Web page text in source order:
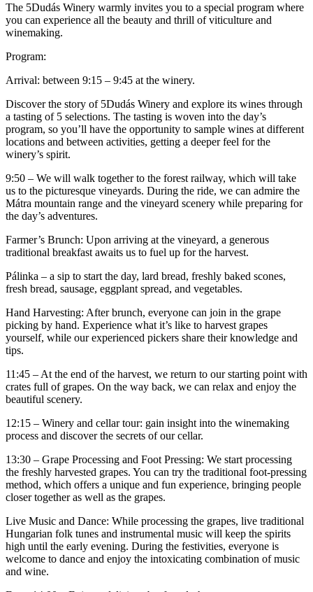
The 5Dudás Winery warmly invites you to a special program where
you can experience all the beauty and thrill of viticulture and
winemaking.
Program:
Arrival: between 9:15 – 9:45 at the winery.
Discover the story of 5Dudás Winery and explore its wines through
a tasting of 5 selections. The tasting is woven into the day’s
program, so you’ll have the opportunity to sample wines at different
locations and between activities, getting a deeper feel for the
winery’s spirit.
9:50 – We will walk together to the forest railway, which will take
us to the picturesque vineyards. During the ride, we can admire the
Mátra mountain range and the vineyard scenery while preparing for
the day’s adventures.
Farmer’s Brunch: Upon arriving at the vineyard, a generous
traditional breakfast awaits us to fuel up for the harvest.
Pálinka – a sip to start the day, lard bread, freshly baked scones,
fresh bread, sausage, eggplant spread, and vegetables.
Hand Harvesting: After brunch, everyone can join in the grape
picking by hand. Experience what it’s like to harvest grapes
yourself, while our experienced pickers share their knowledge and
tips.
11:45 – At the end of the harvest, we return to our starting point with
crates full of grapes. On the way back, we can relax and enjoy the
beautiful scenery.
12:15 – Winery and cellar tour: gain insight into the winemaking
process and discover the secrets of our cellar.
13:30 – Grape Processing and Foot Pressing: We start processing
the freshly harvested grapes. You can try the traditional foot-pressing
method, which offers a unique and fun experience, bringing people
closer together as well as the grapes.
Live Music and Dance: While processing the grapes, live traditional
Hungarian folk tunes and instrumental music will keep the spirits
high until the early evening. During the festivities, everyone is
welcome to dance and enjoy the intoxicating combination of music
and wine.